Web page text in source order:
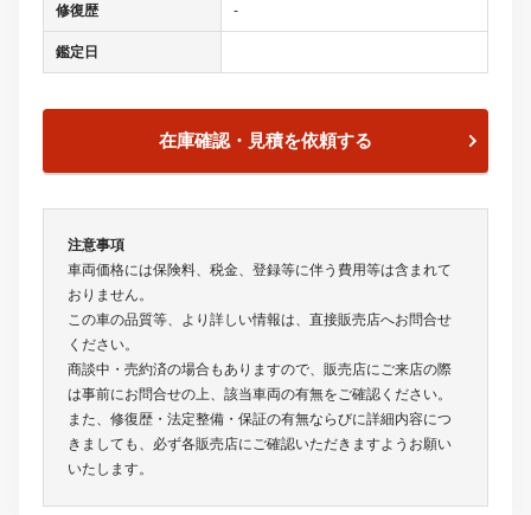
修復歴 -
鑑定日
在庫確認・見積を依頼する
注意事項
車両価格には保険料、税金、登録等に伴う費用等は含まれて
おりません。
この車の品質等、より詳しい情報は、直接販売店へお問合せ
ください。
商談中・売約済の場合もありますので、販売店にご来店の際
は事前にお問合せの上、該当車両の有無をご確認ください。
また、修復歴・法定整備・保証の有無ならびに詳細内容につ
きましても、必ず各販売店にご確認いただきますようお願い
いたします。